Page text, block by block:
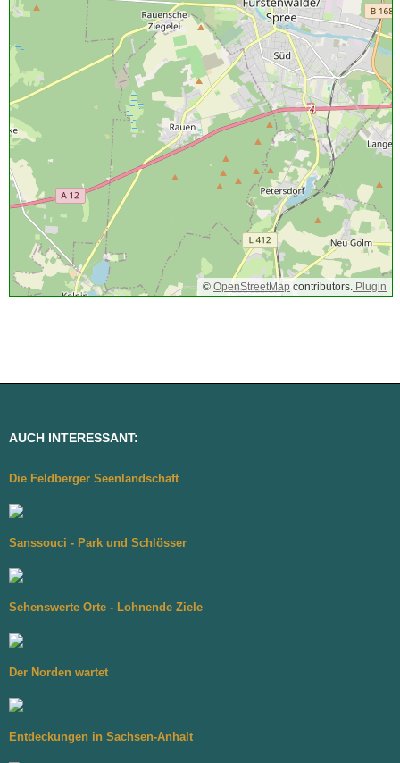
© OpenStreetMap contributors. Plugin
AUCH INTERESSANT:
Die Feldberger Seenlandschaft
Sanssouci - Park und Schlösser
Sehenswerte Orte - Lohnende Ziele
Der Norden wartet
Entdeckungen in Sachsen-Anhalt